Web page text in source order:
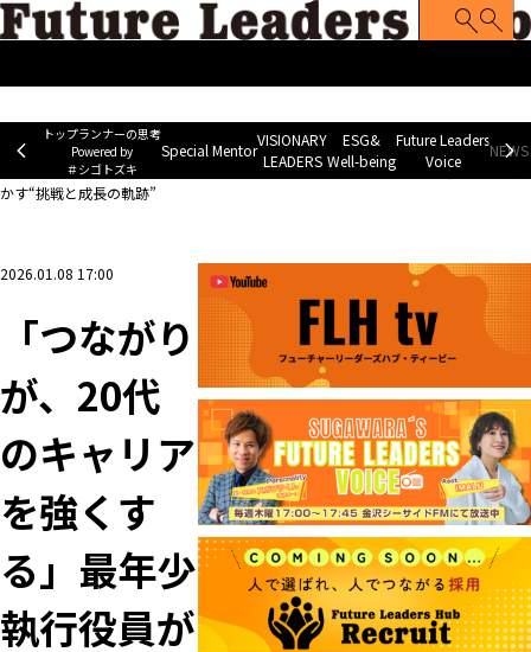
トップランナーの思考
Powered by
＃シゴトズキ
Special Mentor
VISIONARY
LEADERS
ESG&
Well-being
Future Leaders
Voice
Z FACE>「つながりが、20代のキャリアを強くする」最年少執行役員が明
かす“挑戦と成長の軌跡”
2026.01.08 17:00
「つながり
が、20代
のキャリア
を強くす
る」最年少
執行役員が